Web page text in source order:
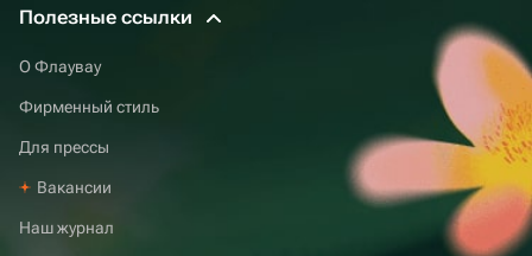
Полезные ссылки
О Флаувау
Фирменный стиль
Для прессы
Вакансии
Наш журнал